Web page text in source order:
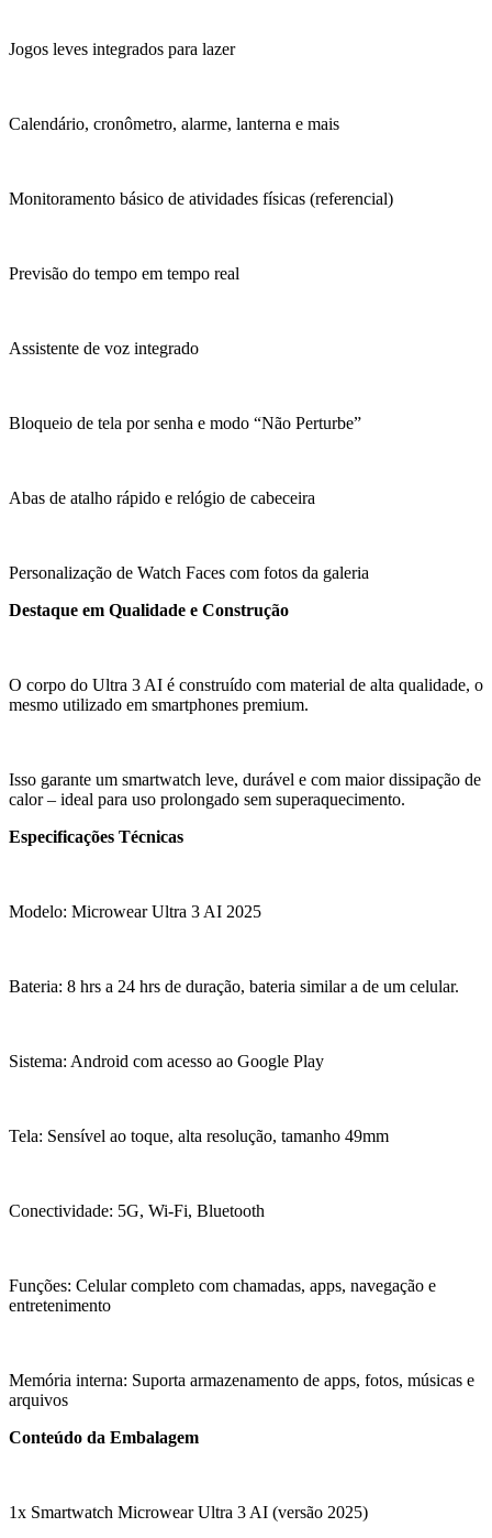
Jogos leves integrados para lazer
Calendário, cronômetro, alarme, lanterna e mais
Monitoramento básico de atividades físicas (referencial)
Previsão do tempo em tempo real
Assistente de voz integrado
Bloqueio de tela por senha e modo “Não Perturbe”
Abas de atalho rápido e relógio de cabeceira
Personalização de Watch Faces com fotos da galeria
Destaque em Qualidade e Construção
O corpo do Ultra 3 AI é construído com material de alta qualidade, o
mesmo utilizado em smartphones premium.
Isso garante um smartwatch leve, durável e com maior dissipação de
calor – ideal para uso prolongado sem superaquecimento.
Especificações Técnicas
Modelo: Microwear Ultra 3 AI 2025
Bateria: 8 hrs a 24 hrs de duração, bateria similar a de um celular.
Sistema: Android com acesso ao Google Play
Tela: Sensível ao toque, alta resolução, tamanho 49mm
Conectividade: 5G, Wi-Fi, Bluetooth
Funções: Celular completo com chamadas, apps, navegação e
entretenimento
Memória interna: Suporta armazenamento de apps, fotos, músicas e
arquivos
Conteúdo da Embalagem
1x Smartwatch Microwear Ultra 3 AI (versão 2025)